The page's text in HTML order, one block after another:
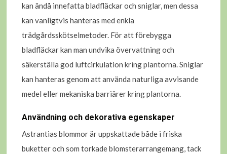
kan ändå innefatta bladfläckar och sniglar, men dessa
kan vanligtvis hanteras med enkla
trädgårdsskötselmetoder. För att förebygga
bladfläckar kan man undvika övervattning och
säkerställa god luftcirkulation kring plantorna. Sniglar
kan hanteras genom att använda naturliga avvisande
medel eller mekaniska barriärer kring plantorna.
Användning och dekorativa egenskaper
Astrantias blommor är uppskattade både i friska
buketter och som torkade blomsterarrangemang, tack